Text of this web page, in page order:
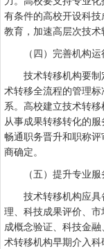
有条件的高校开设科
教育，加速高层次技术
（四）完善机构运
技术转移机构要制
术转移全流程的管理
系。高校建立技术转
从事成果转移转化的
畅通职务晋升和职称
商确定。
（五）提升专业服
技术转移机构应具
理、科技成果评价、
成概念验证、科技金
术转移机构早期介入